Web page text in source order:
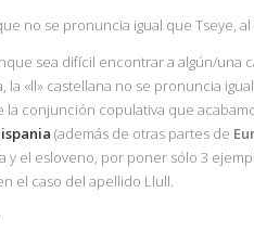
no se pronuncia igual que Tseye,
sea difícil encontrar a algún/una
«ll» castellana no se pronuncia
la conjunción copulativa que
(además de otras partes de
y el esloveno, por poner sólo 3
el caso del apellido Llull.